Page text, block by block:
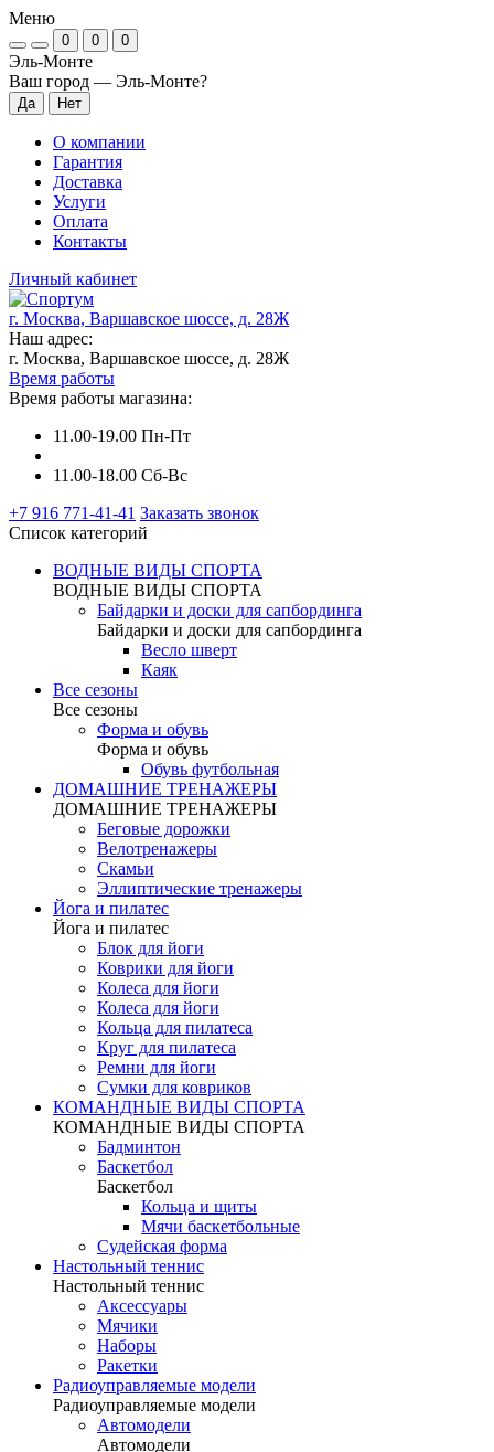
Меню
0 0 0
Эль-Монте
Ваш город — Эль-Монте?
О компании
Гарантия
Доставка
Услуги
Оплата
Контакты
Личный кабинет
г. Москва, Варшавское шоссе, д. 28Ж
Наш адрес:
г. Москва, Варшавское шоссе, д. 28Ж
Время работы
Время работы магазина:
11.00-19.00 Пн-Пт
11.00-18.00 Сб-Вс
+7 916 771-41-41 Заказать звонок
Список категорий
ВОДНЫЕ ВИДЫ СПОРТА
ВОДНЫЕ ВИДЫ СПОРТА
Байдарки и доски для сапбординга
Байдарки и доски для сапбординга
Весло шверт
Каяк
Все сезоны
Все сезоны
Форма и обувь
Форма и обувь
Обувь футбольная
ДОМАШНИЕ ТРЕНАЖЕРЫ
ДОМАШНИЕ ТРЕНАЖЕРЫ
Беговые дорожки
Велотренажеры
Скамьи
Эллиптические тренажеры
Йога и пилатес
Йога и пилатес
Блок для йоги
Коврики для йоги
Колеса для йоги
Колеса для йоги
Кольца для пилатеса
Круг для пилатеса
Ремни для йоги
Сумки для ковриков
КОМАНДНЫЕ ВИДЫ СПОРТА
КОМАНДНЫЕ ВИДЫ СПОРТА
Бадминтон
Баскетбол
Баскетбол
Кольца и щиты
Мячи баскетбольные
Судейская форма
Настольный теннис
Настольный теннис
Аксессуары
Мячики
Наборы
Ракетки
Радиоуправляемые модели
Радиоуправляемые модели
Автомодели
Автомодели